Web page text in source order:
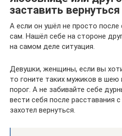
заставить вернуться
А если он ушёл не просто после
сам. Нашёл себе на стороне
на самом деле ситуация.
Девушки, женщины, если вы
то гоните таких мужиков в шею
порог. А не забивайте себе
вести себя после расставания
захотел вернуться.